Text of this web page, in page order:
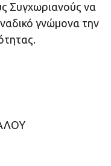
Συγχωριανούς να
γνώμονα την